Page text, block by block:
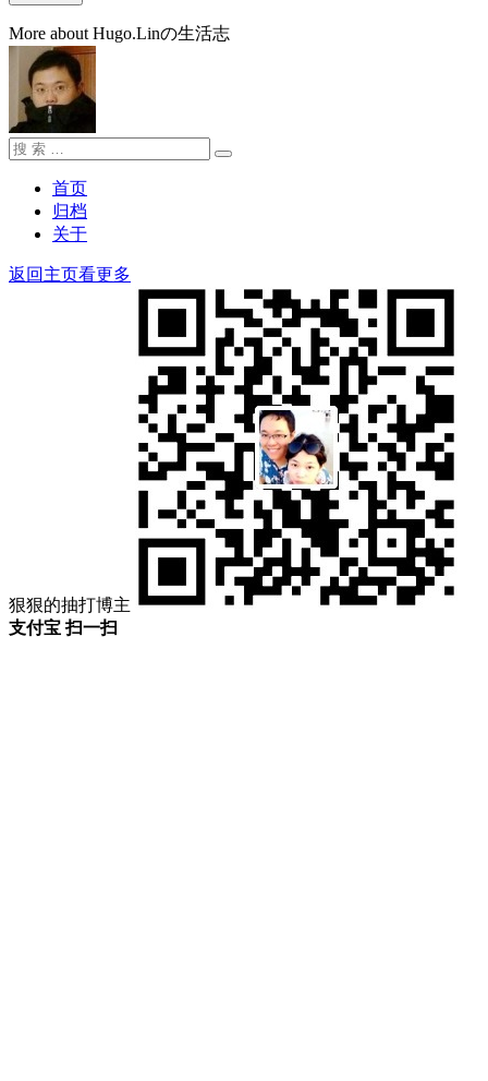
More about Hugo.Linの生活志
搜
搜
首页
归档
关于
返回主页看更多
狠狠的抽打博主
支付宝 扫一扫